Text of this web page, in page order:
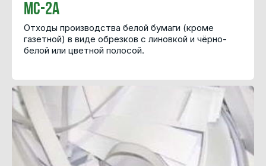
МС-2А
Отходы производства белой бумаги (кроме
газетной) в виде обрезков с линовкой и чёрно-
белой или цветной полосой.